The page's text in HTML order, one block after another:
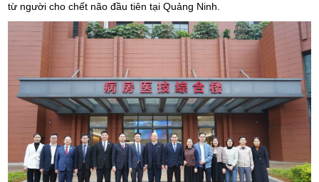
từ người cho chết não đầu tiên tại Quảng Ninh.